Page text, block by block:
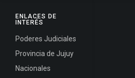
ENLACES DE
INTERÉS
Poderes Judiciales
Provincia de Jujuy
Nacionales